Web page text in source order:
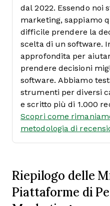
dal 2022. Essendo noi
marketing, sappiamo
difficile prendere la
scelta di un software.
approfondita per
prendere decisioni
software. Abbiamo
strumenti per diversi
e scritto più di 1.000
Scopri come
metodologia di
Riepilogo delle
Piattaforme di